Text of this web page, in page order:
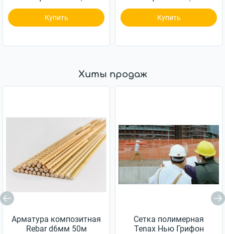
Купить Купить
Хиты продаж
Арматура композитная
Rebar d6мм 50м
Сетка полимерная
Tenax Нью Грифон